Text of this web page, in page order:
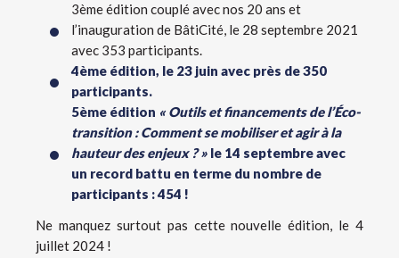
3ème édition couplé avec nos 20 ans et
l’inauguration de BâtiCité, le 28 septembre 2021
avec 353 participants.
4ème édition, le 23 juin avec près de 350
participants.
5ème édition « Outils et financements de l’Éco-
transition : Comment se mobiliser et agir à la
hauteur des enjeux ? » le 14 septembre avec
un record battu en terme du nombre de
participants : 454 !
Ne manquez surtout pas cette nouvelle édition, le 4
juillet 2024 !